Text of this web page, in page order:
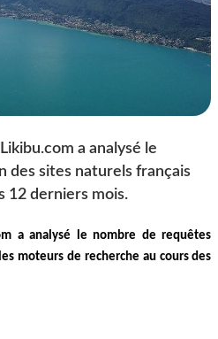
a analysé le
des sites naturels français
12 derniers mois.
a analysé le nombre de requêtes
moteurs de recherche au cours des